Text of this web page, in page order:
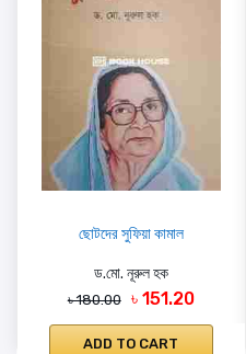
ছোটদের সুফিয়া কামাল
ড.মো. নূরুল হক
৳ 180.00 ৳ 151.20
ADD TO CART